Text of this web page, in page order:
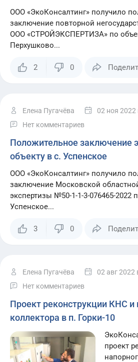
ООО «ЭкоКонсалтинг» получило
заключение повторной
ООО «СТРОЙЭКСПЕРТИЗА» по
Перхушково...
2 0
Елена Пугачёва 02 ноя 2022
Нет комментариев
Положительное заключение
объекту в с. Успенское
ООО «ЭкоКонсалтинг» получило
заключение Московской
экспертизы №50-1-1-3-076465-2022
Успенское...
3 0
Елена Пугачёва 02 авг 2022
Нет комментариев
Проект реконструкции КНС и
коллектора в п. Горки-10
проект